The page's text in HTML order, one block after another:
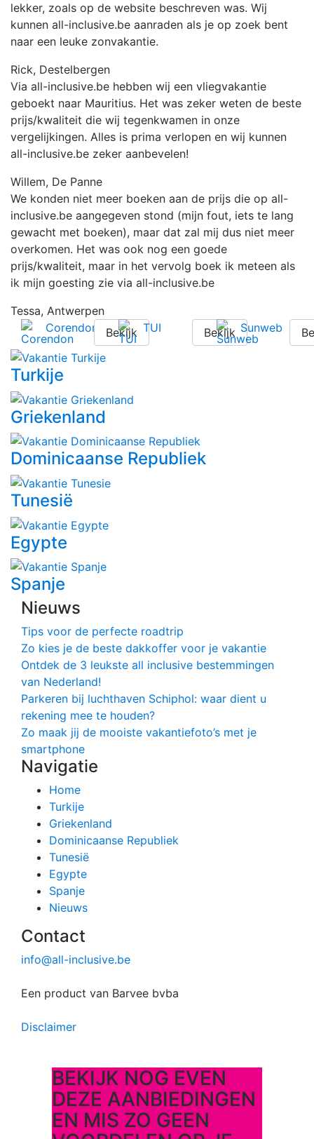
lekker, zoals op de website beschreven was. Wij
kunnen all-inclusive.be aanraden als je op zoek bent
naar een leuke zonvakantie.
Rick, Destelbergen
Via all-inclusive.be hebben wij een vliegvakantie
geboekt naar Mauritius. Het was zeker weten de beste
prijs/kwaliteit die wij tegenkwamen in onze
vergelijkingen. Alles is prima verlopen en wij kunnen
all-inclusive.be zeker aanbevelen!
Willem, De Panne
We konden niet meer boeken aan de prijs die op all-
inclusive.be aangegeven stond (mijn fout, iets te lang
gewacht met boeken), maar dat zal mij dus niet meer
overkomen. Het was ook nog een goede
prijs/kwaliteit, maar in het vervolg boek ik meteen als
ik mijn goesting zie via all-inclusive.be
Tessa, Antwerpen
Corendon
Bekijk TUI Bekijk Sunweb
Turkije
Griekenland
Dominicaanse Republiek
Tunesië
Egypte
Spanje
Nieuws
Tips voor de perfecte roadtrip
Zo kies je de beste dakkoffer voor je vakantie
Ontdek de 3 leukste all inclusive bestemmingen
van Nederland!
Parkeren bij luchthaven Schiphol: waar dient u
rekening mee te houden?
Zo maak jij de mooiste vakantiefoto’s met je
smartphone
Navigatie
Home
Turkije
Griekenland
Dominicaanse Republiek
Tunesië
Egypte
Spanje
Nieuws
Contact
info@all-inclusive.be
Een product van Barvee bvba
Disclaimer
BEKIJK NOG EVEN
DEZE AANBIEDINGEN
EN MIS ZO GEEN